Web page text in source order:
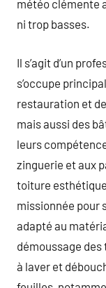
météo clémente
ni trop basses.
Il s’agit d’un
s’occupe
restauration et
mais aussi des
leurs
zinguerie et aux
toiture
missionnée pour
adapté au
démoussage
à laver et